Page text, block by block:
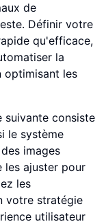
de
Définir votre
qu'efficace,
la
optimisant les
suivante consiste
le système
images
les ajuster pour
les
votre stratégie
utilisateur